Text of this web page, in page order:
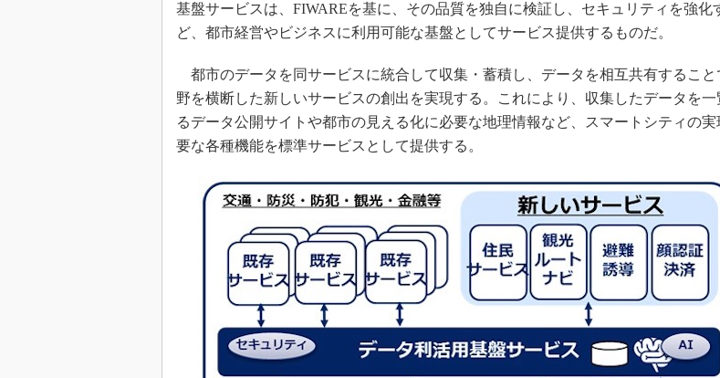
基盤サービスは、FIWAREを基に、その品質を独自に検証し、セキュリティを強化
ど、都市経営やビジネスに利用可能な基盤としてサービス提供するものだ。
都市のデータを同サービスに統合して収集・蓄積し、データを相互共有すること
野を横断した新しいサービスの創出を実現する。これにより、収集したデータを一
るデータ公開サイトや都市の見える化に必要な地理情報など、スマートシティの実
要な各種機能を標準サービスとして提供する。